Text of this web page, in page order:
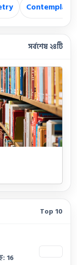
সর্বশেষ ২৪টি
Top 10
16